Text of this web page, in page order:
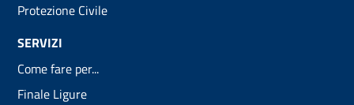
Protezione Civile
SERVIZI
Come fare per...
Finale Ligure